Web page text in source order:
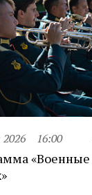
16:00
«Военные